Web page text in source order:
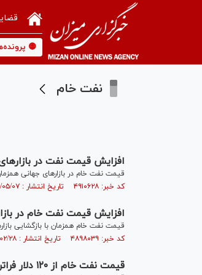
🟡
نفت خام
افزایش قیمت نفت در
قیمت نفت خام در بازار‌های جهانی
کد خبر: ۴۹۱۰۶۲۸ تاریخ انتشار : ۱۴۰۵/۰۵/۰۷
افزایش قیمت نفت خام در
قیمت نفت خام همزمان با بازگشایی
کد خبر: ۴۸۹۸۰۳۹ تاریخ انتشار : ۱۴۰۵/۰۲/۲۸
قیمت نفت خام از ۱۲۰ دلار فراتر رفت